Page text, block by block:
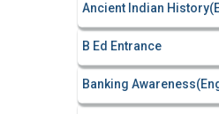
Ancient Indian
B Ed Entrance
Banking